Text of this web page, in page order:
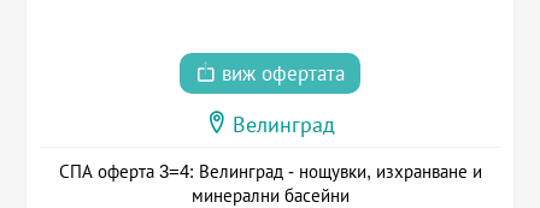
виж офертата
Велинград
СПА оферта 3=4: Велинград - нощувки, изхранване и
минерални басейни